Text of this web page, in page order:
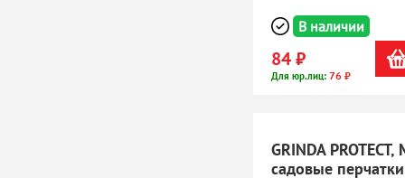
В наличии
84 ₽
Для юр.лиц: 76 ₽
GRINDA PROTECT,
садовые